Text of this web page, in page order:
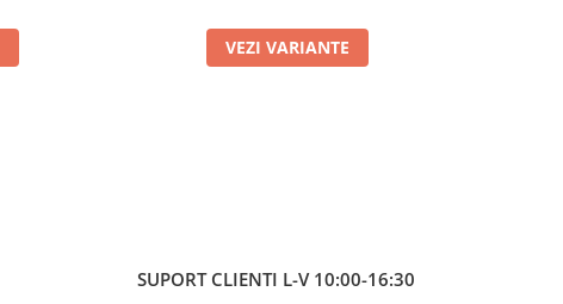
VEZI VARIANTE
SUPORT CLIENTI L-V 10:00-16:30